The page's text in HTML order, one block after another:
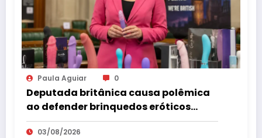
Paula Aguiar 0
Deputada britânica causa polêmica
ao defender brinquedos eróticos
como parte da educação sexual
03/08/2026